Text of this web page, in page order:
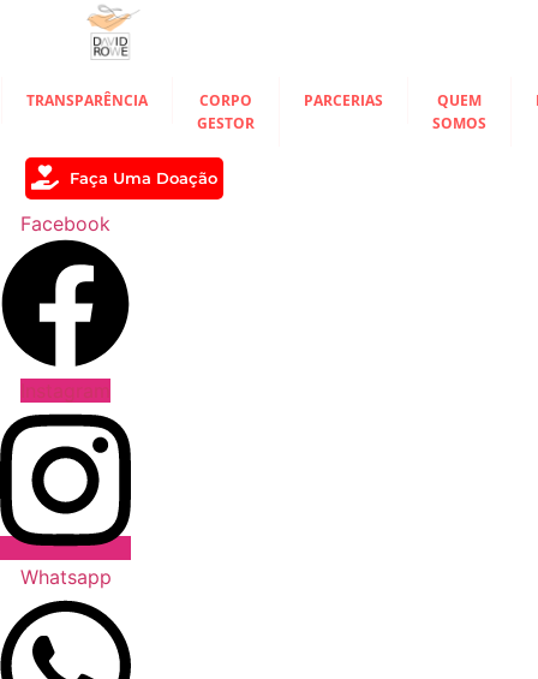
conteúdo
TRANSPARÊNCIA
CORPO
GESTOR
PARCERIAS
QUEM
SOMOS
Faça Uma Doação
Facebook
Whatsapp